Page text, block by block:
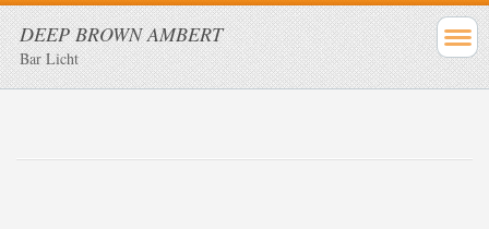
DEEP BROWN AMBERT
Bar Licht